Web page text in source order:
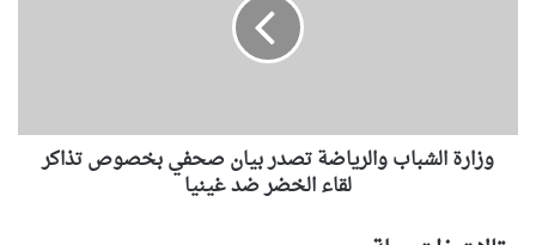
رب
وزارة الشباب والرياضة تصدر بيان صحفي بخصوص تذاكر
لقاء الخضر ضد غينيا